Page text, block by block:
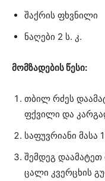
შაქრის ფხვნილი
ნაღები 2 ს. კ.
მომზადების წესი:
თბილ რძეს
ფქვილი და
საფუვრიანი მასა
შემდეგ
ცალი კვერცხის